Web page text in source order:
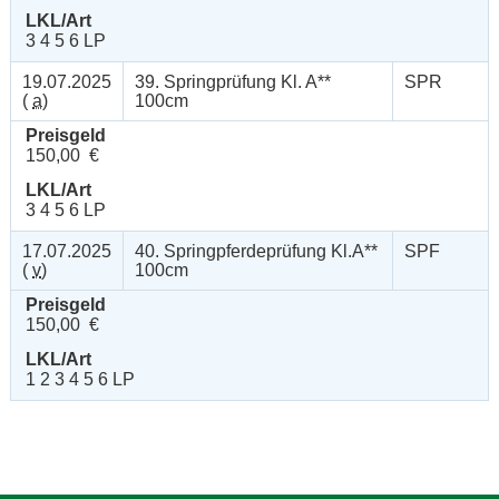
LKL/Art
3 4 5 6 LP
19.07.2025
( a)
39. Springprüfung Kl. A**
100cm
SPR
Preisgeld
150,00 €
LKL/Art
3 4 5 6 LP
17.07.2025
( v)
40. Springpferdeprüfung Kl.A**
100cm
SPF
Preisgeld
150,00 €
LKL/Art
1 2 3 4 5 6 LP